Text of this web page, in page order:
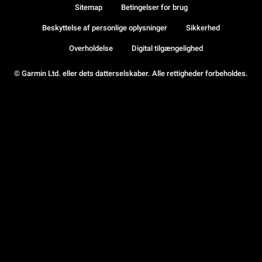
© Garmin Ltd. eller dets datterselskaber. Alle rettigheder forbeholdes.
Sitemap Betingelser for brug
Beskyttelse af personlige oplysninger Sikkerhed
Overholdelse Digital tilgængelighed